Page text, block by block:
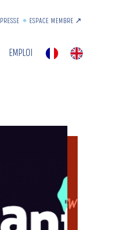
PRESSE ESPACE MEMBRE ↗︎
EMPLOI